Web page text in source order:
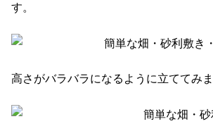
す。
高さがバラバラになるように立ててみま